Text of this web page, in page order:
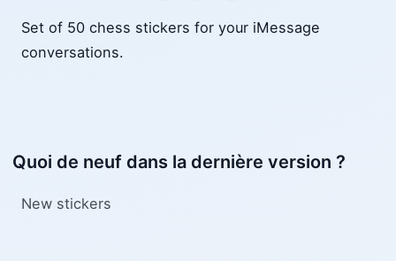
Set of 50 chess stickers for your iMessage
conversations.
Quoi de neuf dans la dernière version ?
New stickers